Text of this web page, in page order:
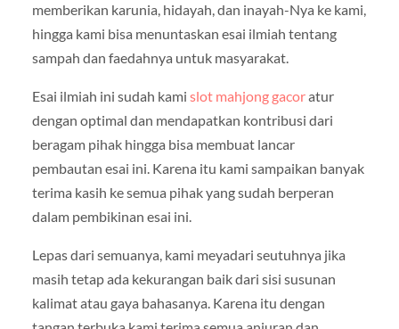
memberikan karunia, hidayah, dan inayah-Nya ke kami,
hingga kami bisa menuntaskan esai ilmiah tentang
sampah dan faedahnya untuk masyarakat.
Esai ilmiah ini sudah kami slot mahjong gacoratur
dengan optimal dan mendapatkan kontribusi dari
beragam pihak hingga bisa membuat lancar
pembautan esai ini. Karena itu kami sampaikan banyak
terima kasih ke semua pihak yang sudah berperan
dalam pembikinan esai ini.
Lepas dari semuanya, kami meyadari seutuhnya jika
masih tetap ada kekurangan baik dari sisi susunan
kalimat atau gaya bahasanya. Karena itu dengan